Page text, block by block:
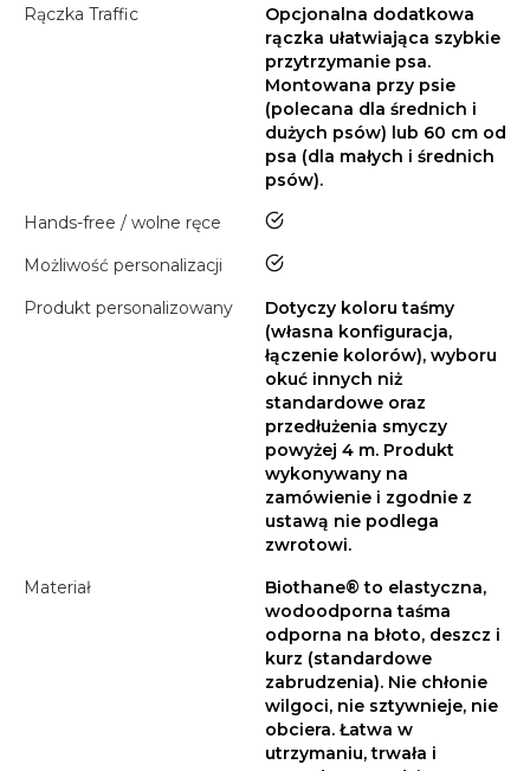
Rączka Traffic
Opcjonalna dodatkowa
rączka ułatwiająca szybkie
przytrzymanie psa.
Montowana przy psie
(polecana dla średnich i
dużych psów) lub 60 cm od
psa (dla małych i średnich
psów).
Hands-free / wolne ręce
tak
Możliwość personalizacji tak
Produkt personalizowany
Dotyczy koloru taśmy
(własna konfiguracja,
łączenie kolorów), wyboru
okuć innych niż
standardowe oraz
przedłużenia smyczy
powyżej 4 m. Produkt
wykonywany na
zamówienie i zgodnie z
ustawą nie podlega
zwrotowi.
Materiał
Biothane® to elastyczna,
wodoodporna taśma
odporna na błoto, deszcz i
kurz (standardowe
zabrudzenia). Nie chłonie
wilgoci, nie sztywnieje, nie
obciera. Łatwa w
utrzymaniu, trwała i